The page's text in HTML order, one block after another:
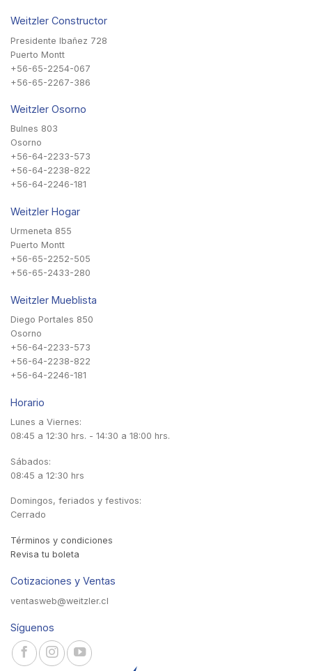
Weitzler Constructor
Presidente Ibañez 728
Puerto Montt
+56-65-2254-067
+56-65-2267-386
Weitzler Osorno
Bulnes 803
Osorno
+56-64-2233-573
+56-64-2238-822
+56-64-2246-181
Weitzler Hogar
Urmeneta 855
Puerto Montt
+56-65-2252-505
+56-65-2433-280
Weitzler Mueblista
Diego Portales 850
Osorno
+56-64-2233-573
+56-64-2238-822
+56-64-2246-181
Horario
Lunes a Viernes:
08:45 a 12:30 hrs. - 14:30 a 18:00 hrs.
Sábados:
08:45 a 12:30 hrs
Domingos, feriados y festivos:
Cerrado
Términos y condiciones
Revisa tu boleta
Cotizaciones y Ventas
ventasweb@weitzler.cl
Síguenos